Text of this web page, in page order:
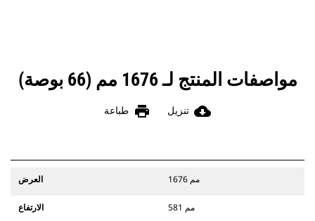
مواصفات المنتج لـ 1676 مم (66 بوصة)
cloud_download تنزيل print طباعة
العرض 1676 مم
الارتفاع 581 مم